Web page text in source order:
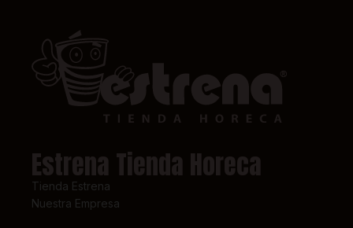
Estrena Tienda Horeca
Tienda Estrena
Nuestra Empresa